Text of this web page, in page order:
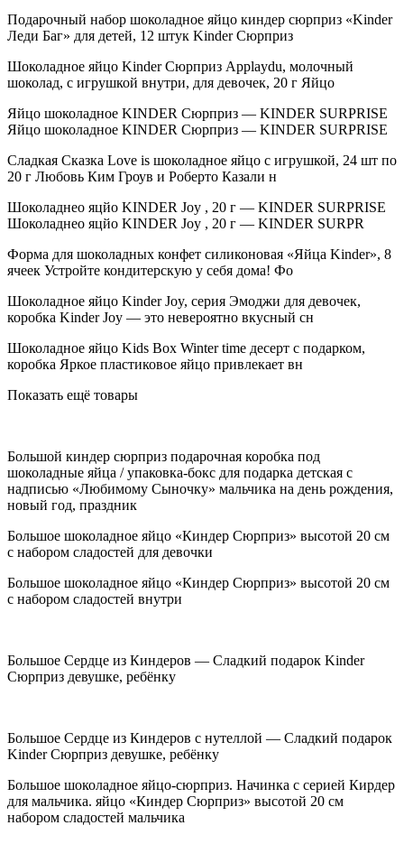
Подарочный набор шоколадное яйцо киндер сюрприз «Kinder
Леди Баг» для детей, 12 штук Kinder Сюрприз
Шоколадное яйцо Kinder Сюрприз Applaydu, молочный
шоколад, с игрушкой внутри, для девочек, 20 г Яйцо
Яйцо шоколадное KINDER Сюрприз — KINDER SURPRISE
Яйцо шоколадное KINDER Сюрприз — KINDER SURPRISE
Сладкая Сказка Love is шоколадное яйцо с игрушкой, 24 шт по
20 г Любовь Ким Гроув и Роберто Казали н
Шоколаднео яцйо KINDER Joy , 20 г — KINDER SURPRISE
Шоколаднео яцйо KINDER Joy , 20 г — KINDER SURPR
Форма для шоколадных конфет силиконовая «Яйца Kinder», 8
ячеек Устройте кондитерскую у себя дома! Фо
Шоколадное яйцо Kinder Joy, серия Эмоджи для девочек,
коробка Kinder Joy — это невероятно вкусный сн
Шоколадное яйцо Kids Box Winter time десерт с подарком,
коробка Яркое пластиковое яйцо привлекает вн
Показать ещё товары
Большой киндер сюрприз подарочная коробка под
шоколадные яйца / упаковка-бокс для подарка детская с
надписью «Любимому Сыночку» мальчика на день рождения,
новый год, праздник
Большое шоколадное яйцо «Киндер Сюрприз» высотой 20 см
с набором сладостей для девочки
Большое шоколадное яйцо «Киндер Сюрприз» высотой 20 см
с набором сладостей внутри
Большое Сердце из Киндеров — Сладкий подарок Kinder
Сюрприз девушке, ребёнку
Большое Сердце из Киндеров с нутеллой — Сладкий подарок
Kinder Сюрприз девушке, ребёнку
Большое шоколадное яйцо-сюрприз. Начинка с серией Кирдер
для мальчика. яйцо «Киндер Сюрприз» высотой 20 см
набором сладостей мальчика